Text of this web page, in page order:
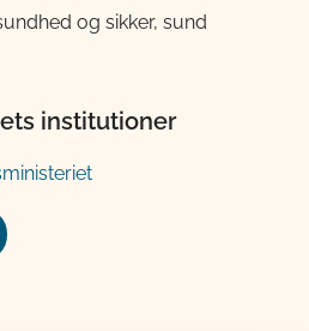
og sikker, sund
institutioner